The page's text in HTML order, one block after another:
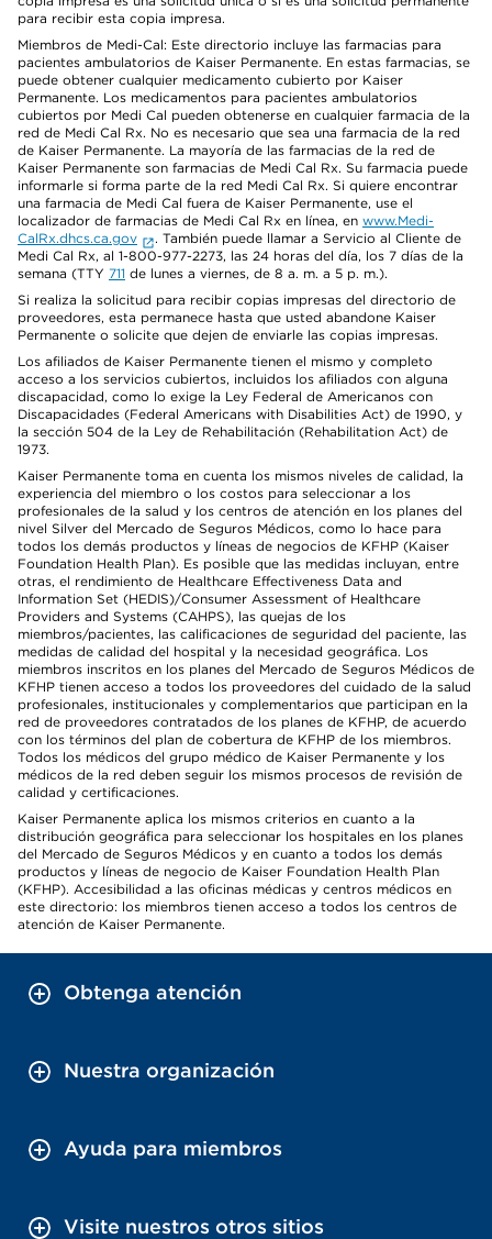
para recibir esta copia impresa.
Miembros de Medi-Cal: Este directorio incluye las farmacias para
pacientes ambulatorios de Kaiser Permanente. En estas farmacias, se
puede obtener cualquier medicamento cubierto por Kaiser
Permanente. Los medicamentos para pacientes ambulatorios
cubiertos por Medi Cal pueden obtenerse en cualquier farmacia de la
red de Medi Cal Rx. No es necesario que sea una farmacia de la red
de Kaiser Permanente. La mayoría de las farmacias de la red de
Kaiser Permanente son farmacias de Medi Cal Rx. Su farmacia puede
informarle si forma parte de la red Medi Cal Rx. Si quiere encontrar
una farmacia de Medi Cal fuera de Kaiser Permanente, use el
localizador de farmacias de Medi Cal Rx en línea, en www.Medi-
CalRx.dhcs.ca.gov
. También puede llamar a Servicio al Cliente de
Medi Cal Rx, al 1-800-977-2273, las 24 horas del día, los 7 días de la
semana (TTY 711 de lunes a viernes, de 8 a. m. a 5 p. m.).
Si realiza la solicitud para recibir copias impresas del directorio de
proveedores, esta permanece hasta que usted abandone Kaiser
Permanente o solicite que dejen de enviarle las copias impresas.
Los afiliados de Kaiser Permanente tienen el mismo y completo
acceso a los servicios cubiertos, incluidos los afiliados con alguna
discapacidad, como lo exige la Ley Federal de Americanos con
Discapacidades (Federal Americans with Disabilities Act) de 1990, y
la sección 504 de la Ley de Rehabilitación (Rehabilitation Act) de
1973.
Kaiser Permanente toma en cuenta los mismos niveles de calidad, la
experiencia del miembro o los costos para seleccionar a los
profesionales de la salud y los centros de atención en los planes del
nivel Silver del Mercado de Seguros Médicos, como lo hace para
todos los demás productos y líneas de negocios de KFHP (Kaiser
Foundation Health Plan). Es posible que las medidas incluyan, entre
otras, el rendimiento de Healthcare Effectiveness Data and
Information Set (HEDIS)/Consumer Assessment of Healthcare
Providers and Systems (CAHPS), las quejas de los
miembros/pacientes, las calificaciones de seguridad del paciente, las
medidas de calidad del hospital y la necesidad geográfica. Los
miembros inscritos en los planes del Mercado de Seguros Médicos de
KFHP tienen acceso a todos los proveedores del cuidado de la salud
profesionales, institucionales y complementarios que participan en la
red de proveedores contratados de los planes de KFHP, de acuerdo
con los términos del plan de cobertura de KFHP de los miembros.
Todos los médicos del grupo médico de Kaiser Permanente y los
médicos de la red deben seguir los mismos procesos de revisión de
calidad y certificaciones.
Kaiser Permanente aplica los mismos criterios en cuanto a la
distribución geográfica para seleccionar los hospitales en los planes
del Mercado de Seguros Médicos y en cuanto a todos los demás
productos y líneas de negocio de Kaiser Foundation Health Plan
(KFHP). Accesibilidad a las oficinas médicas y centros médicos en
este directorio: los miembros tienen acceso a todos los centros de
atención de Kaiser Permanente.
Obtenga atención
Nuestra organización
Ayuda para miembros
Visite nuestros otros sitios